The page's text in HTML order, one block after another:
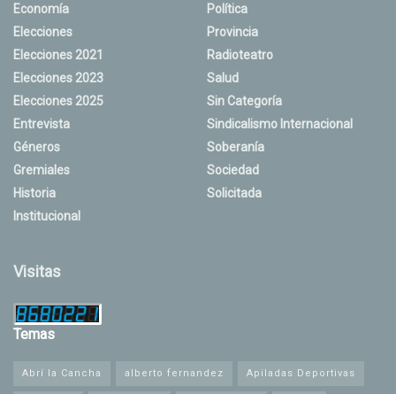
Economía
Elecciones
Elecciones 2021
Elecciones 2023
Elecciones 2025
Entrevista
Géneros
Gremiales
Historia
Institucional
Política
Provincia
Radioteatro
Salud
Sin Categoría
Sindicalismo Internacional
Soberanía
Sociedad
Solicitada
Visitas
Temas
Abrí la Cancha alberto fernandez Apiladas Deportivas